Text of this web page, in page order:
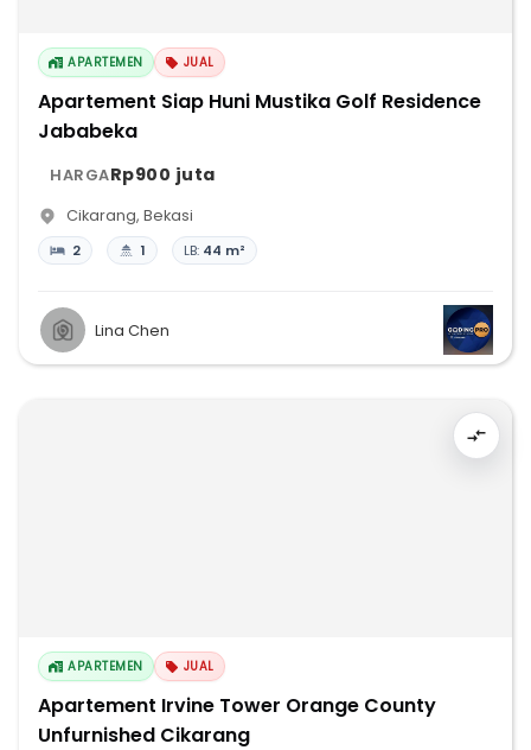
APARTEMEN JUAL
Apartement Siap Huni Mustika Golf Residence
Jababeka
HARGARp900 juta
Cikarang, Bekasi
2 1 LB: 44 m²
Lina Chen
APARTEMEN JUAL
Apartement Irvine Tower Orange County
Unfurnished Cikarang